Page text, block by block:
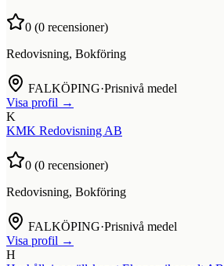
0 (0 recensioner)
Redovisning, Bokföring
FALKÖPING·Prisnivå medel
Visa profil →
K
KMK Redovisning AB
0 (0 recensioner)
Redovisning, Bokföring
FALKÖPING·Prisnivå medel
Visa profil →
H